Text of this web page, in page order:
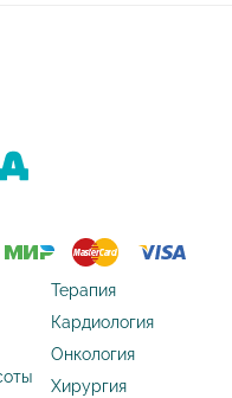
Терапия
Кардиология
Онкология
Хирургия